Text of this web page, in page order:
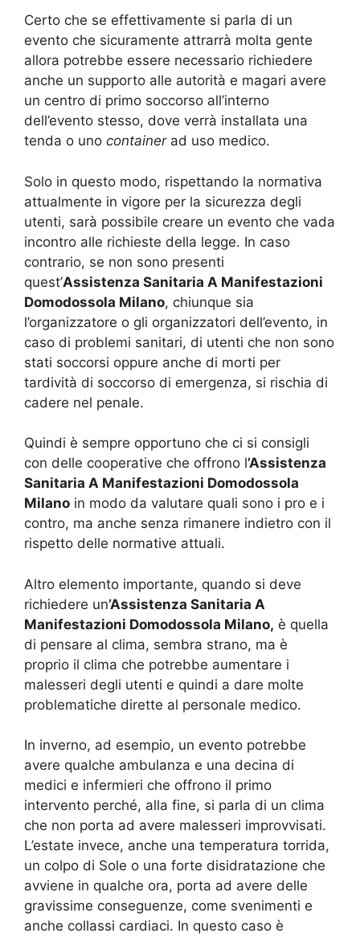
Certo che se effettivamente si parla di un
evento che sicuramente attrarrà molta gente
allora potrebbe essere necessario richiedere
anche un supporto alle autorità e magari avere
un centro di primo soccorso all’interno
dell’evento stesso, dove verrà installata una
tenda o uno containerad uso medico.
Solo in questo modo, rispettando la normativa
attualmente in vigore per la sicurezza degli
utenti, sarà possibile creare un evento che vada
incontro alle richieste della legge. In caso
contrario, se non sono presenti
quest’Assistenza Sanitaria A Manifestazioni
Domodossola Milano, chiunque sia
l’organizzatore o gli organizzatori dell’evento, in
caso di problemi sanitari, di utenti che non sono
stati soccorsi oppure anche di morti per
tardività di soccorso di emergenza, si rischia di
cadere nel penale.
Quindi è sempre opportuno che ci si consigli
con delle cooperative che offrono l’Assistenza
Sanitaria A Manifestazioni Domodossola
Milano in modo da valutare quali sono i pro e i
contro, ma anche senza rimanere indietro con il
rispetto delle normative attuali.
Altro elemento importante, quando si deve
richiedere un’Assistenza Sanitaria A
Manifestazioni Domodossola Milano, è quella
di pensare al clima, sembra strano, ma è
proprio il clima che potrebbe aumentare i
malesseri degli utenti e quindi a dare molte
problematiche dirette al personale medico.
In inverno, ad esempio, un evento potrebbe
avere qualche ambulanza e una decina di
medici e infermieri che offrono il primo
intervento perché, alla fine, si parla di un clima
che non porta ad avere malesseri improvvisati.
L’estate invece, anche una temperatura torrida,
un colpo di Sole o una forte disidratazione che
avviene in qualche ora, porta ad avere delle
gravissime conseguenze, come svenimenti e
anche collassi cardiaci. In questo caso è